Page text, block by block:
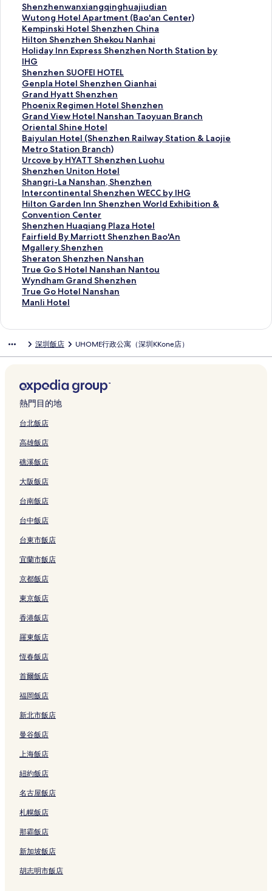
Shenzhenwanxiangqinghuajiudian
S
h
e
n
z
h
e
n
w
a
n
x
i
a
n
g
q
i
n
g
h
u
a
j
i
u
d
i
連
結
Wutong Hotel Apartment (Bao'an Center)
W
u
t
o
n
g
H
o
t
e
l
A
p
a
r
t
m
e
n
t
(
B
a
o
'
a
n
e
的
連
結
Kempinski Hotel Shenzhen China
K
e
m
p
i
n
s
k
i
H
o
t
e
l
S
h
e
n
z
h
e
n
C
h
i
n
結
Hilton Shenzhen Shekou Nanhai
H
i
l
t
o
n
S
h
e
n
z
h
e
n
S
h
e
k
o
u
N
a
n
h
a
結
Holiday Inn Express Shenzhen North Station by
IHG
H
o
l
i
d
a
y
I
n
n
E
x
p
r
e
s
s
S
h
e
n
z
h
e
t
t
a
t
i
n
y
I
H
G
連
Shenzhen SUOFEI HOTEL
S
h
e
n
z
h
e
n
S
U
O
F
E
I
H
O
T
E
L
的
連
結
Genpla Hotel Shenzhen Qianhai
G
e
n
p
l
a
H
o
t
e
l
S
h
e
n
z
h
e
n
Q
i
i
結
Grand Hyatt Shenzhen
G
r
a
n
d
H
y
a
t
t
S
h
e
n
z
h
e
n
的
連
Phoenix Regimen Hotel Shenzhen
P
h
o
e
n
i
x
R
e
g
i
m
e
n
H
o
t
e
l
z
n
的
連
結
Grand View Hotel Nanshan Taoyuan Branch
G
r
a
n
d
V
i
e
w
H
o
t
e
l
N
a
n
s
a
u
a
n
B
a
c
h
的
連
Oriental Shine Hotel
O
r
i
e
n
t
a
l
S
h
i
n
e
H
o
t
e
結
Baiyulan Hotel (Shenzhen Railway Station & Laojie
Metro Station Branch)
B
a
i
y
u
l
a
n
H
o
t
e
l
(
S
h
e
a
i
l
w
y
t
a
t
i
n
L
a
o
j
i
e
e
r
o
S
t
t
o
n
B
r
a
n
h
的
連
結
Urcove by HYATT Shenzhen Luohu
U
r
c
o
v
e
b
y
H
Y
A
T
T
S
h
L
u
o
h
的
結
Shenzhen Uniton Hotel
S
h
e
n
z
h
e
n
U
n
i
t
o
e
連
結
Shangri-La Nanshan, Shenzhen
S
h
a
n
g
r
i
-
L
a
N
a
n
h
e
n
z
e
的
連
結
Intercontinental Shenzhen WECC by IHG
I
n
t
e
r
c
o
n
t
i
n
l
e
n
z
h
n
E
C
C
b
I
G
的
連
結
Hilton Garden Inn Shenzhen World Exhibition &
Convention Center
H
i
l
t
o
n
G
a
r
d
n
e
n
z
h
n
o
r
l
d
x
i
b
i
t
i
o
&
o
n
v
e
t
o
n
C
e
n
t
r
連
結
Shenzhen Huaqiang Plaza Hotel
S
h
e
n
z
h
e
n
i
g
P
l
a
a
o
t
e
l
連
Fairfield By Marriott Shenzhen Bao'An
F
a
i
r
f
i
e
M
r
i
o
t
S
e
n
z
h
n
a
o
'
A
n
的
結
Mgallery Shenzhen
M
g
a
l
l
e
e
h
e
n
的
結
Sheraton Shenzhen Nanshan
S
h
e
r
a
h
z
h
e
n
a
s
h
a
n
連
True Go S Hotel Nanshan Nantou
T
r
u
e
o
l
N
a
n
h
n
N
a
n
o
的
連
結
Wyndham Grand Shenzhen
W
y
n
m
G
n
d
S
h
n
h
e
n
的
結
True Go Hotel Nanshan
T
r
H
e
l
N
a
s
a
n
的
連
Manli Hotel
M
H
e
l
的
連
深圳飯店 UHOME行政公寓（深圳KKone店）
熱門目的地
台北飯店
高雄飯店
礁溪飯店
大阪飯店
台南飯店
台中飯店
台東市飯店
宜蘭市飯店
京都飯店
東京飯店
香港飯店
羅東飯店
恆春飯店
首爾飯店
福岡飯店
新北市飯店
曼谷飯店
上海飯店
紐約飯店
名古屋飯店
札幌飯店
那霸飯店
新加坡飯店
胡志明市飯店